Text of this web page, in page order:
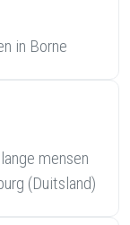
in Borne
mensen
(Duitsland)